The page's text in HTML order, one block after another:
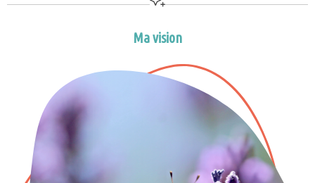
Ma vision